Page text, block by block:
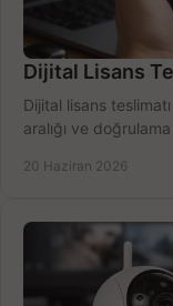
Dijital Lisans
Dijital lisans
aralığı ve
20 Haziran 2026